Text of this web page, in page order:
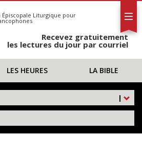
Épiscopale Liturgique pour
Recevez gratuitement
les lectures du jour par courriel
LES HEURES LA BIBLE
|